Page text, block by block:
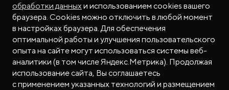
ФИНАНСЫ И УСЛУГИ
Финансовые программы
Рассчитать кредит
Трейд-ин
Калькулятор трейд-ин
Страхование
Программное обеспечение
ПОДДЕРЖКА
Гарантия производителя
Контракт гарантийной поддержки
Помощь на дорогах
Руководства по эксплуатации
Бренд ROX
Дизайн Pininfarina
СМИ о нас
Истории владельцев
Часто задаваемые вопросы
МЫ В СОЦСЕТЯХ
обработки данныхи использованием cookies вашего
браузера. Cookies можно отключить в любой момент
в настройках браузера. Для обеспечения
оптимальной работы и улучшения пользовательского
опыта на сайте могут использоваться системы веб-
аналитики (в том числе Яндекс.Метрика). Продолжая
использование сайта, Вы соглашаетесь
с применением указанных технологий и размещением